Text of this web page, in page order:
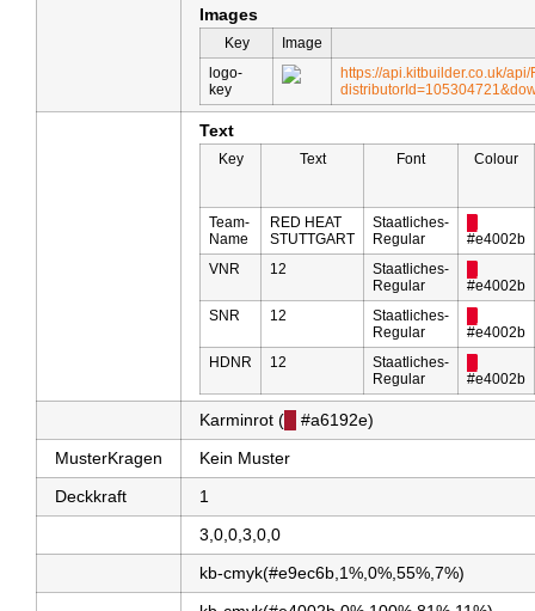
Images
Key Image
logo-
key
https://api.kitbuilder.co.uk/
Text
Key Text Font Colour
Team-
Name
RED HEAT
STUTTGART
Staatliches-
Regular
#e4002b
VNR 12
Staatliches-
Regular
#e4002b
SNR 12
Staatliches-
Regular
#e4002b
HDNR 12
Staatliches-
Regular
#e4002b
Karminrot (
#a6192e)
MusterKragen
Kein Muster
Deckkraft
1
3,0,0,3,0,0
kb-cmyk(#e9ec6b,1%,0%,55%,7%)